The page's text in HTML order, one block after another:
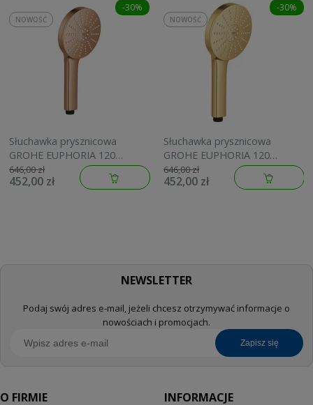
-30%
Słuchawka prysznicowa
GROHE EUPHORIA 120
brushed warm sunset
134883DL00
646,00 zł
452,00 zł
NOWOŚĆ
-30%
Słuchawka prysznicowa
GROHE EUPHORIA 120
brushed cool sunrise
134883GN00
646,00 zł
452,00 zł
NOWOŚĆ
NEWSLETTER
Podaj swój adres e-mail, jeżeli chcesz otrzymywać informacje o
nowościach i promocjach.
zapisz się
O FIRMIE INFORMACJE